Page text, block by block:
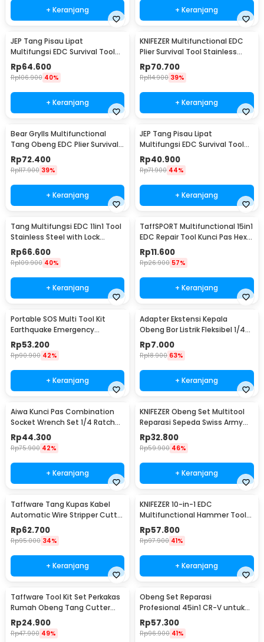
+ Keranjang + Keranjang
JEP Tang Pisau Lipat
Multifungsi EDC Survival Tool
Stainless Steel - MPA22S
Rp64.600
Rp106.900 40%
+ Keranjang
KNIFEZER Multifunctional EDC
Plier Survival Tool Stainless
Steel - MPA21
Rp70.700
Rp114.900 39%
+ Keranjang
Bear Grylls Multifunctional
Tang Obeng EDC Plier Survival
Tool - MPA19
Rp72.400
Rp117.900 39%
+ Keranjang
JEP Tang Pisau Lipat
Multifungsi EDC Survival Tool
Stainless Steel - MPA13
Rp40.900
Rp71.900 44%
+ Keranjang
Tang Multifungsi EDC 11in1 Tool
Stainless Steel with Lock
System - MPA01
Rp66.600
Rp109.900 40%
+ Keranjang
TaffSPORT Multifunctional 15in1
EDC Repair Tool Kunci Pas Hex
Obeng - HW0668
Rp11.600
Rp26.900 57%
+ Keranjang
Portable SOS Multi Tool Kit
Earthquake Emergency
Outdoor Survival - JT21
Rp53.200
Rp90.900 42%
+ Keranjang
Adapter Ekstensi Kepala
Obeng Bor Listrik Fleksibel 1/4
Inch 290mm - HT566
Rp7.000
Rp18.900 63%
+ Keranjang
Aiwa Kunci Pas Combination
Socket Wrench Set 1/4 Ratchet
40 PCS - DB2020
Rp44.300
Rp75.900 42%
+ Keranjang
KNIFEZER Obeng Set Multitool
Reparasi Sepeda Swiss Army
EDC 11in1 - T25
Rp32.800
Rp59.900 46%
+ Keranjang
Taffware Tang Kupas Kabel
Automatic Wire Stripper Cutter
Crimper - TK0742
Rp62.700
Rp95.000 34%
+ Keranjang
KNIFEZER 10-in-1 EDC
Multifunctional Hammer Tool
for Camping Survival - WL-
9003
Rp57.800
Rp97.900 41%
+ Keranjang
Taffware Tool Kit Set Perkakas
Rumah Obeng Tang Cutter
Kunci L 12in1 - KS-011
Rp24.900
Rp47.900 49%
Obeng Set Reparasi
Profesional 45in1 CR-V untuk
HP Laptop Elektronik - 6093
Rp57.300
Rp96.900 41%